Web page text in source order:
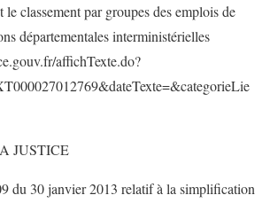
classement par groupes des emplois de
départementales interministérielles
affichTexte.do?
JUSTICE
du 30 janvier 2013 relatif à la simplification